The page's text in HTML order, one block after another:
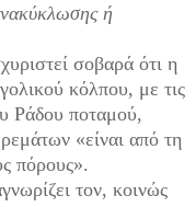
ή
σοβαρά ότι η
κόλπου, με τις
Ράδου ποταμού,
«είναι από τη
πόρους».
τον, κοινώς